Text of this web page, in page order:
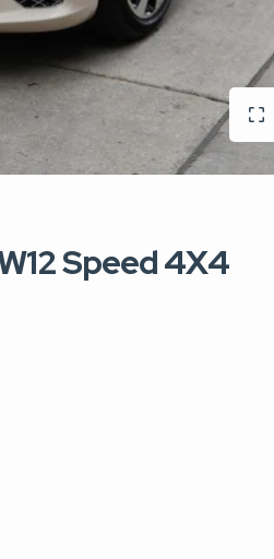
Speed 4X4